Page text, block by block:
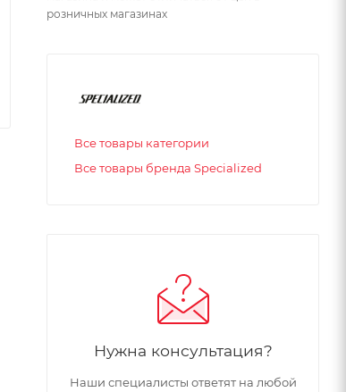
розничных магазинах
Все товары категории
Все товары бренда Specialized
Нужна консультация?
Наши специалисты ответят на любой